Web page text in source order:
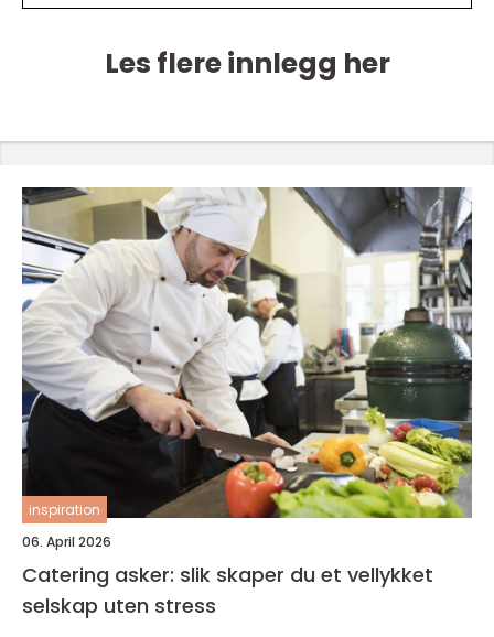
Les flere innlegg her
inspiration
06. April 2026
Catering asker: slik skaper du et vellykket
selskap uten stress